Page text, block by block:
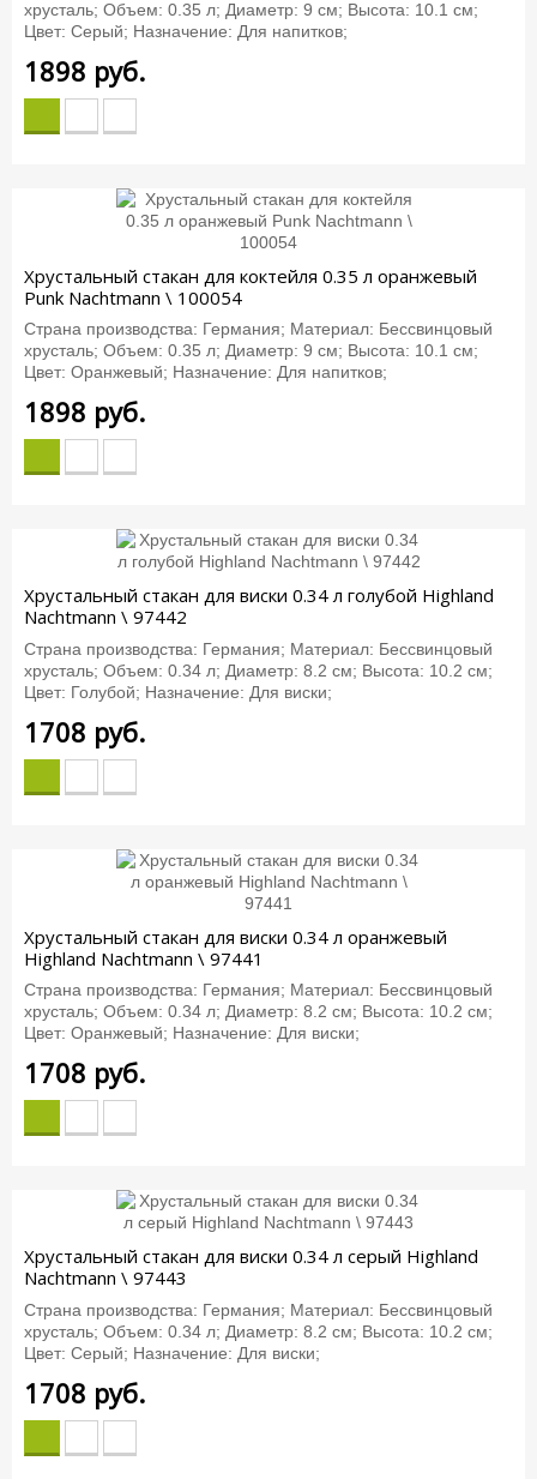
хрусталь; Объем: 0.35 л; Диаметр: 9 см; Высота: 10.1 см;
Цвет: Серый; Назначение: Для напитков;
1898 руб.
Хрустальный стакан для коктейля 0.35 л оранжевый
Punk Nachtmann \ 100054
Страна производства: Германия; Материал: Бессвинцовый
хрусталь; Объем: 0.35 л; Диаметр: 9 см; Высота: 10.1 см;
Цвет: Оранжевый; Назначение: Для напитков;
1898 руб.
Хрустальный стакан для виски 0.34 л голубой Highland
Nachtmann \ 97442
Страна производства: Германия; Материал: Бессвинцовый
хрусталь; Объем: 0.34 л; Диаметр: 8.2 см; Высота: 10.2 см;
Цвет: Голубой; Назначение: Для виски;
1708 руб.
Хрустальный стакан для виски 0.34 л оранжевый
Highland Nachtmann \ 97441
Страна производства: Германия; Материал: Бессвинцовый
хрусталь; Объем: 0.34 л; Диаметр: 8.2 см; Высота: 10.2 см;
Цвет: Оранжевый; Назначение: Для виски;
1708 руб.
Хрустальный стакан для виски 0.34 л серый Highland
Nachtmann \ 97443
Страна производства: Германия; Материал: Бессвинцовый
хрусталь; Объем: 0.34 л; Диаметр: 8.2 см; Высота: 10.2 см;
Цвет: Серый; Назначение: Для виски;
1708 руб.